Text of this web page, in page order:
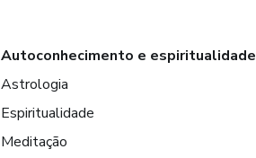
Autoconhecimento e espiritualidade
Astrologia
Espiritualidade
Meditação